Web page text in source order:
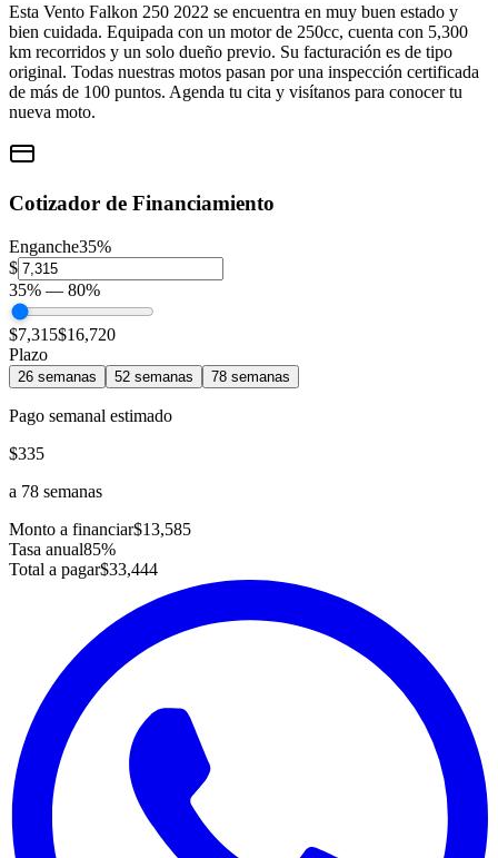
Esta Vento Falkon 250 2022 se encuentra en muy buen estado y
bien cuidada. Equipada con un motor de 250cc, cuenta con 5,300
km recorridos y un solo dueño previo. Su facturación es de tipo
original. Todas nuestras motos pasan por una inspección certificada
de más de 100 puntos. Agenda tu cita y visítanos para conocer tu
nueva moto.
Cotizador de Financiamiento
Enganche35%
$
35% — 80%
$7,315$16,720
Plazo
26 semanas 52 semanas 78 semanas
Pago semanal estimado
$335
a 78 semanas
Monto a financiar$13,585
Tasa anual85%
Total a pagar$33,444